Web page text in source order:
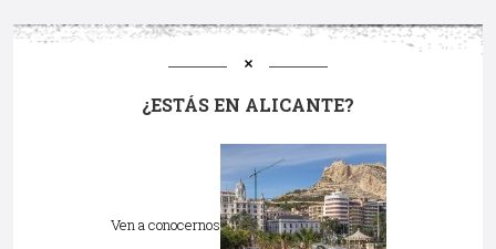
¿ESTÁS EN ALICANTE?
Ven a conocernos